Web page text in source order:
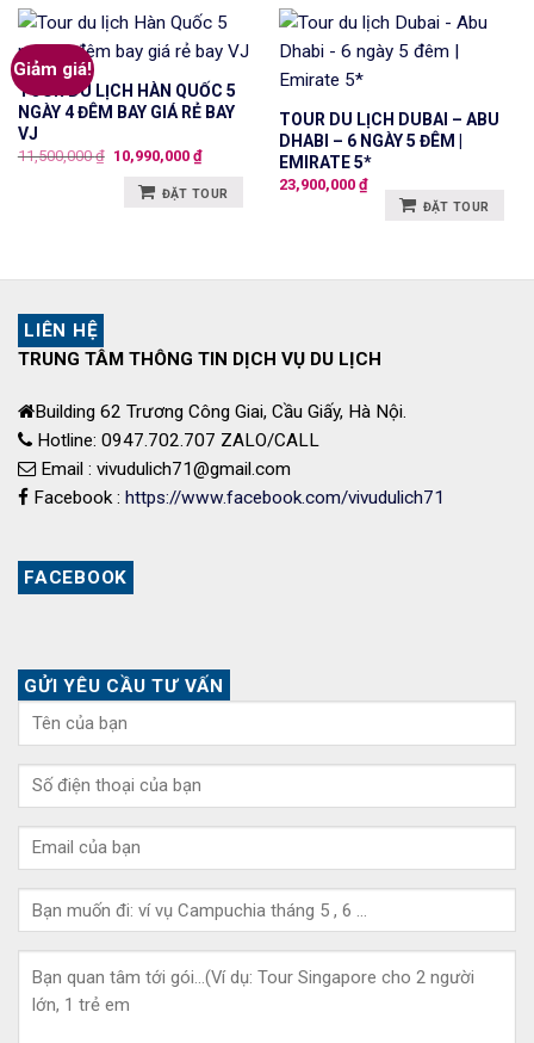
Giảm giá!
TOUR DU LỊCH HÀN QUỐC 5
NGÀY 4 ĐÊM BAY GIÁ RẺ BAY
VJ
11,500,000₫ Giá
11,500,000 ₫.
10,990,000 ₫Giá
hiện
tại
là:
ĐẶT TOUR
TOUR DU LỊCH DUBAI – ABU
DHABI – 6 NGÀY 5 ĐÊM |
EMIRATE 5*
23,900,000 ₫
ĐẶT TOUR
LIÊN HỆ
TRUNG TÂM THÔNG TIN DỊCH VỤ DU LỊCH
Building 62 Trương Công Giai, Cầu Giấy, Hà Nội.
Hotline: 0947.702.707 ZALO/CALL
Email : vivudulich71@gmail.com
Facebook : https://www.facebook.com/vivudulich71
FACEBOOK
GỬI YÊU CẦU TƯ VẤN